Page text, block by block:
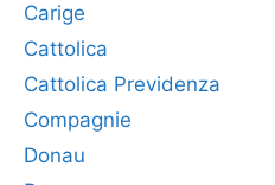
Carige
Cattolica
Cattolica Previdenza
Compagnie
Donau